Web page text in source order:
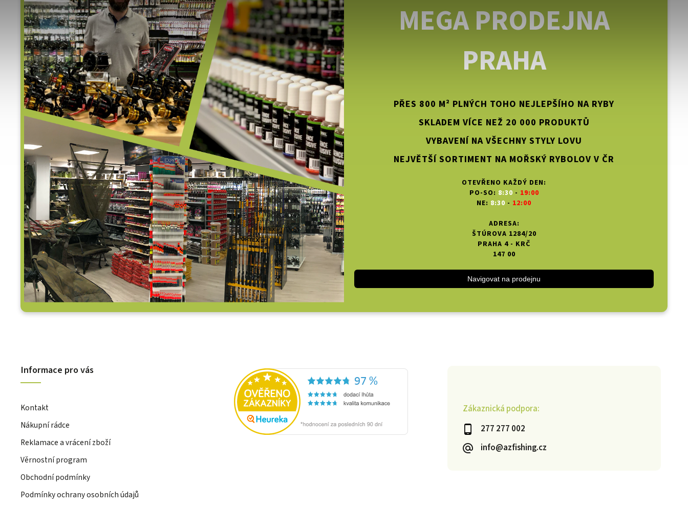
Zákaznická podpora:
277 277 002
info@azfishing.cz
MEGA PRODEJNA
PRAHA
PŘES 800 M² PLNÝCH TOHO NEJLEPŠÍHO NA RYBY
SKLADEM VÍCE NEŽ 20 000 PRODUKTŮ
VYBAVENÍ NA VŠECHNY STYLY LOVU
NEJVĚTŠÍ SORTIMENT NA MOŘSKÝ RYBOLOV V ČR
OTEVŘENO KAŽDÝ DEN:
PO-SO: 8:30 - 19:00
NE: 8:30 - 12:00
ADRESA:
ŠTÚROVA 1284/20
PRAHA 4 - KRČ
147 00
Navigovat na prodejnu
Informace pro vás
Kontakt
Nákupní rádce
Reklamace a vrácení zboží
Věrnostní program
Obchodní podmínky
Podmínky ochrany osobních údajů